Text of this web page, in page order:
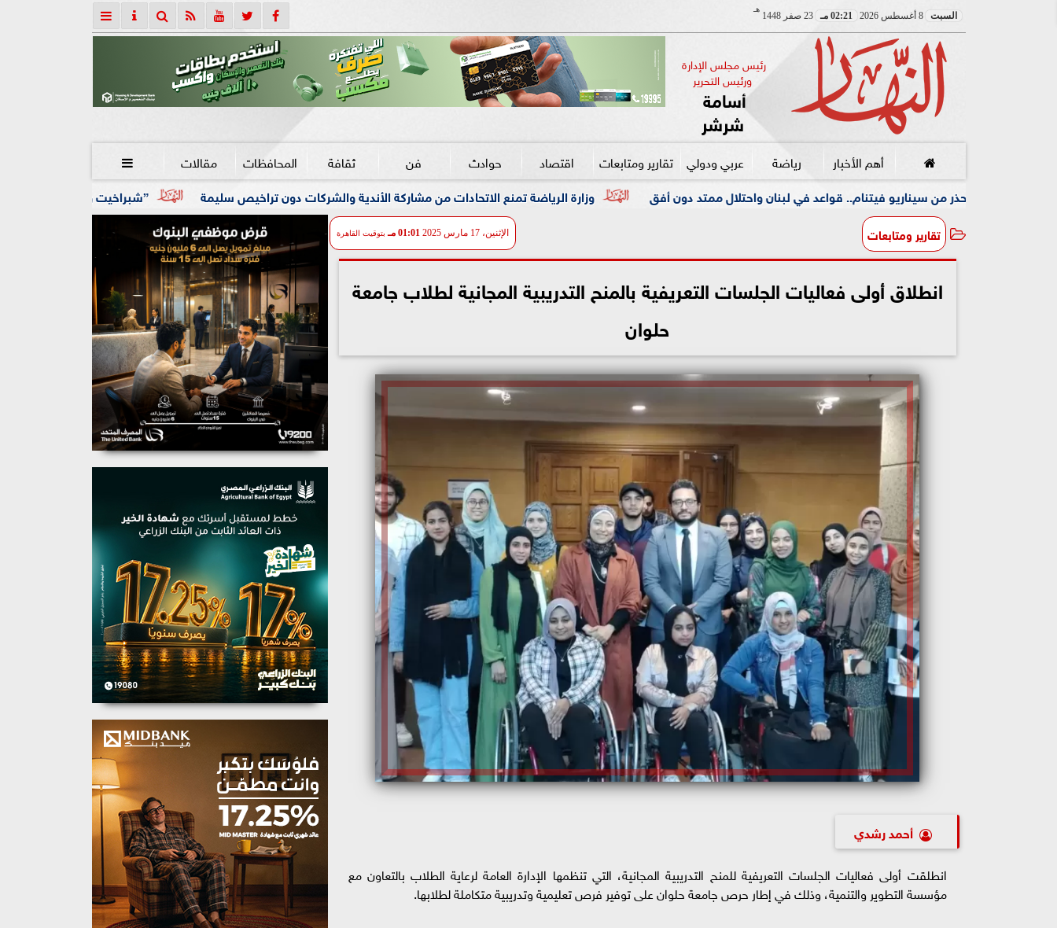
السبت 8 أغسطس 2026 02:21 مـ 23 صفر 1448
هـ
رئيس مجلس الإدارة
ورئيس التحرير
أسامة
شرشر
أهم الأخبار رياضة عربي ودولي تقارير ومتابعات اقتصاد حوادث فن ثقافة المحافظات مقالات 
”شبراخيت وبدر” ضمن أفضل 10 وحدات محلية على مستوى الجمهورية بالدورة الخامسة لجائزة مصر للتميز الحكومي وزارة الرياضة تمنع الاتحادات من مشاركة الأندية والشركات دون تراخيص سليمة سيناريو فيتنام.. قواعد في لبنان واحتلال ممتد دون أفق
تقارير ومتابعات الإثنين، 17 مارس 2025 01:01 مـ بتوقيت القاهرة
انطلاق أولى فعاليات الجلسات التعريفية بالمنح التدريبية المجانية لطلاب جامعة
حلوان
أحمد رشدي
انطلقت أولى فعاليات الجلسات التعريفية للمنح التدريبية المجانية، التي تنظمها الإدارة العامة لرعاية الطلاب بالتعاون مع
مؤسسة التطوير والتنمية، وذلك في إطار حرص جامعة حلوان على توفير فرص تعليمية وتدريبية متكاملة لطلابها.